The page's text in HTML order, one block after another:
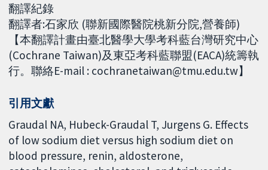
翻譯紀錄
翻譯者:石家欣 (聯新國際醫院桃新分院,營養師)
【本翻譯計畫由臺北醫學大學考科藍台灣研究中心
(Cochrane Taiwan)及東亞考科藍聯盟(EACA)統籌執
行。聯絡E-mail : cochranetaiwan@tmu.edu.tw】
引用文獻
Graudal NA, Hubeck-Graudal T, Jurgens G. Effects
of low sodium diet versus high sodium diet on
blood pressure, renin, aldosterone,